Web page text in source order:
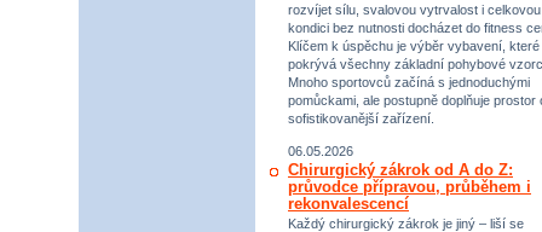
rozvíjet sílu, svalovou vytrvalost i celkovou
kondici bez nutnosti docházet do fitness
Klíčem k úspěchu je výběr vybavení, které
pokrývá všechny základní pohybové
Mnoho sportovců začíná s jednoduchými
pomůckami, ale postupně doplňuje prostor
sofistikovanější zařízení.
06.05.2026
Chirurgický zákrok od A do Z:
průvodce přípravou, průběhem i
rekonvalescencí
Každý chirurgický zákrok je jiný – liší se